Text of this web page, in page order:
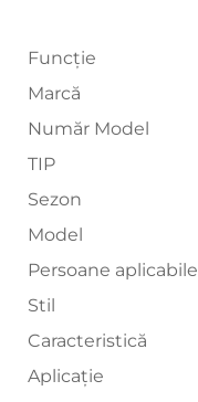
Funcție
Marcă
Număr Model
TIP
Sezon
Model
Persoane aplicabile
Stil
Caracteristică
Aplicație